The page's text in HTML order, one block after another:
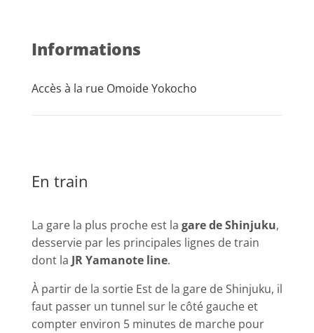
Informations
Accès à la rue Omoide Yokocho
En train
La gare la plus proche est la gare de Shinjuku,
desservie par les principales lignes de train
dont la JR Yamanote line.
À partir de la sortie Est de la gare de Shinjuku, il
faut passer un tunnel sur le côté gauche et
compter environ 5 minutes de marche pour